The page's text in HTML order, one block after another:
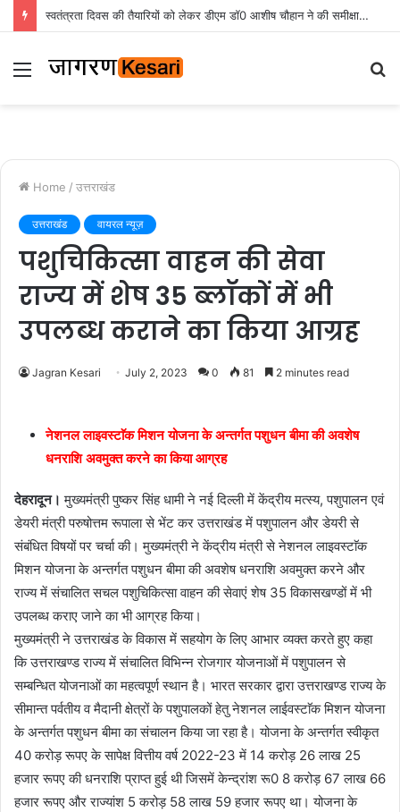
स्वतंत्रता दिवस की तैयारियों को लेकर डीएम डॉ0 आशीष चौहान ने की समीक्षा बैठक
Menu
Home / उत्तराखंड
उत्तराखंड वायरल न्यूज़
पशुचिकित्सा वाहन की सेवा
राज्य में शेष 35 ब्लाॅकों में भी
उपलब्ध कराने का किया आग्रह
Jagran Kesari July 2, 2023 0 81 2 minutes read
नेशनल लाइवस्टाॅक मिशन योजना के अन्तर्गत पशुधन बीमा की अवशेष
धनराशि अवमुक्त करने का किया आग्रह
देहरादून। मुख्यमंत्री पुष्कर सिंह धामी ने नई दिल्ली में केंद्रीय मत्स्य, पशुपालन एवं
डेयरी मंत्री परुषोत्तम रूपाला से भेंट कर उत्तराखंड में पशुपालन और डेयरी से
संबंधित विषयों पर चर्चा की। मुख्यमंत्री ने केंद्रीय मंत्री से नेशनल लाइवस्टाॅक
मिशन योजना के अन्तर्गत पशुधन बीमा की अवशेष धनराशि अवमुक्त करने और
राज्य में संचालित सचल पशुचिकित्सा वाहन की सेवाएं शेष 35 विकासखण्डों में भी
उपलब्ध कराए जाने का भी आग्रह किया।
मुख्यमंत्री ने उत्तराखंड के विकास में सहयोग के लिए आभार व्यक्त करते हुए कहा
कि उत्तराखण्ड राज्य में संचालित विभिन्न रोजगार योजनाओं में पशुपालन से
सम्बन्धित योजनाओं का महत्वपूर्ण स्थान है। भारत सरकार द्वारा उत्तराखण्ड राज्य के
सीमान्त पर्वतीय व मैदानी क्षेत्रों के पशुपालकों हेतु नेशनल लाईवस्टाॅक मिशन योजना
के अन्तर्गत पशुधन बीमा का संचालन किया जा रहा है। योजना के अन्तर्गत स्वीकृत
40 करोड़ रूपए के सापेक्ष वित्तीय वर्ष 2022-23 में 14 करोड़ 26 लाख 25
हजार रूपए की धनराशि प्राप्त हुई थी जिसमें केन्द्रांश रू0 8 करोड़ 67 लाख 66
हजार रूपए और राज्यांश 5 करोड़ 58 लाख 59 हजार रूपए था। योजना के